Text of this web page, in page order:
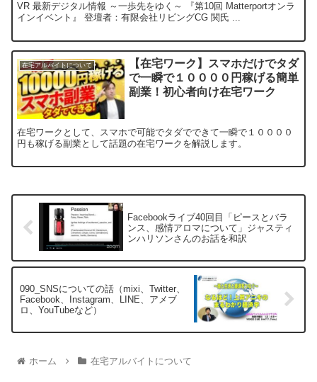
VR 最新デジタル情報 ～一歩先をゆく～ 『第10回 Matterportオンラ
インイベント』 登壇者：有限会社リビングCG 関氏 ...
在宅アルバイトについて
【在宅ワーク】スマホだけでタダ
で一瞬で１００００円稼げる簡単
副業！初心者向け在宅ワーク
在宅ワークとして、スマホで可能でタダでできて一瞬で１００００
円も稼げる副業として話題の在宅ワークを解説します。
Facebookライブ40回目「ピースとバラ
ンス、感情アロマについて」ジャスティ
ンハリソンさんのお話を和訳
090_SNSについての話（mixi、Twitter、
Facebook、Instagram、LINE、アメブ
ロ、YouTubeなど）
ホーム 在宅アルバイトについて